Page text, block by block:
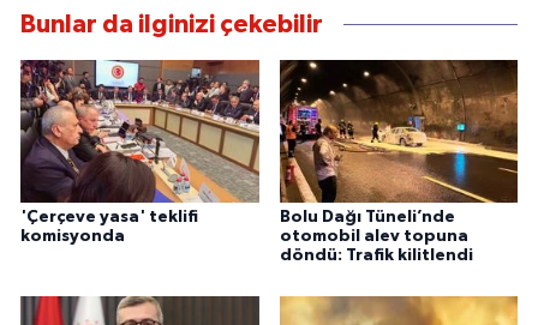
Bunlar da ilginizi çekebilir
'Çerçeve yasa' teklifi
komisyonda
Bolu Dağı Tüneli’nde
otomobil alev topuna
döndü: Trafik kilitlendi